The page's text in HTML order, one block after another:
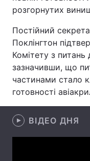
Цікавинки
Екологія
Лонгріди
Відео з Youtube
Архів
розгорнутих
Постійний
Поклінгтон
Комітету з питань
зазначивши, що
частинами стало
готовності
ВІДЕО ДНЯ